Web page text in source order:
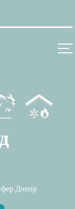
Днепр